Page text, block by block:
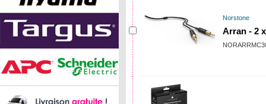
Norstone
Arran - 2